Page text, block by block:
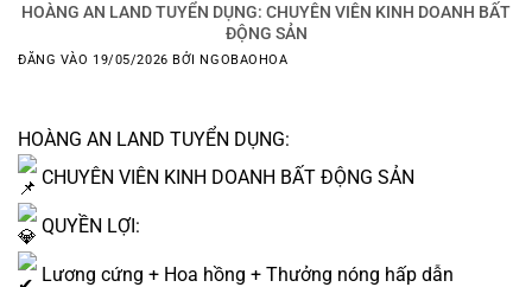
HOÀNG AN LAND TUYỂN DỤNG: CHUYÊN VIÊN KINH DOANH BẤT
ĐỘNG SẢN
ĐĂNG VÀO 19/05/2026 BỞINGOBAOHOA
HOÀNG AN LAND TUYỂN DỤNG:
CHUYÊN VIÊN KINH DOANH BẤT ĐỘNG SẢN
QUYỀN LỢI:
Lương cứng + Hoa hồng + Thưởng nóng hấp dẫn